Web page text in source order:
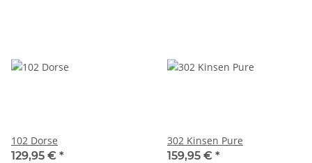
102 Dorse
129,95 € *
302 Kinsen Pure
159,95 € *